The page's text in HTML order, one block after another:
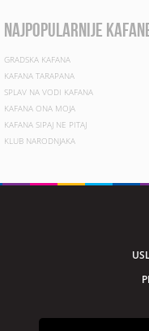
najpopularnije
GRADSKA KAFANA
KAFANA TARAPANA
SPLAV NA VODI KAFANA
KAFANA ONA MOJA
KAFANA SIPAJ NE PITAJ
KLUB NARODNJAKA